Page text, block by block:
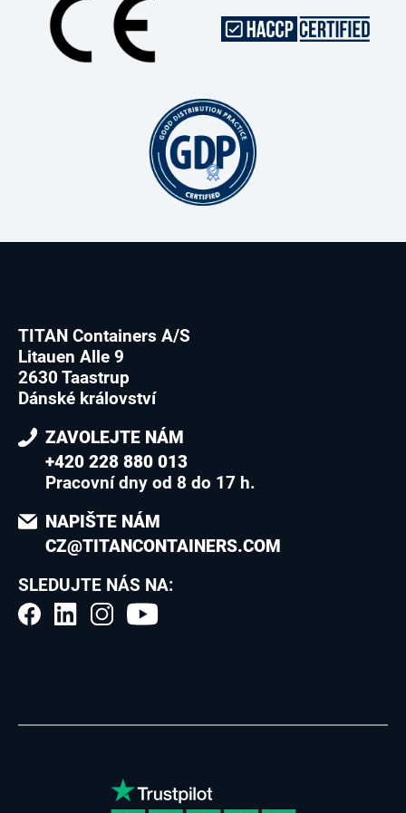
TITAN Containers A/S
Litauen Alle 9
2630 Taastrup
Dánské království
ZAVOLEJTE NÁM
+420 228 880 013
Pracovní dny od 8 do 17 h.
NAPIŠTE NÁM
CZ@TITANCONTAINERS.COM
SLEDUJTE NÁS NA: